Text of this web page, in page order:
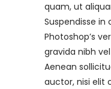
quam, ut
Suspendisse in
Photoshop’s
gravida nibh
Aenean
auctor, nisi elit